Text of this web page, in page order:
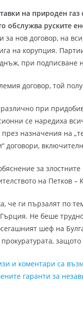
на природен
обслужва руските
за нов договор, на
на корупция.
при подписване
договор, той
при
се наредиха
назначения на
договори,
за
на Петков
че ги пързалят по
Не беше
шеф на
и коментари са
гаранти за